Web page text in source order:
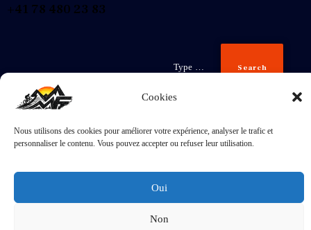
Cookies
Nous utilisons des cookies pour améliorer votre expérience, analyser le trafic et
personnaliser le contenu. Vous pouvez accepter ou refuser leur utilisation.
Oui
Non
+41 78 480 23 83
Search
Inscris-
toi
J'accepte laPolitique de confidentialité.